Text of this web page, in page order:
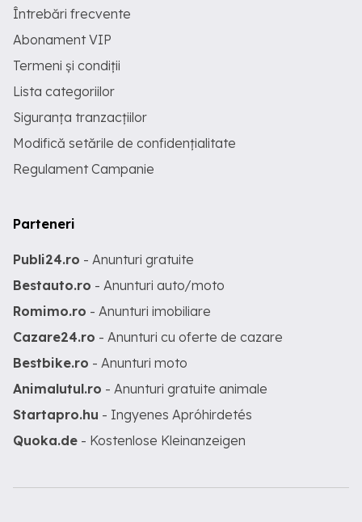
Întrebări frecvente
Abonament VIP
Termeni și condiții
Lista categoriilor
Siguranța tranzacțiilor
Modifică setările de confidențialitate
Regulament Campanie
Parteneri
Publi24.ro - Anunturi gratuite
Bestauto.ro - Anunturi auto/moto
Romimo.ro - Anunturi imobiliare
Cazare24.ro - Anunturi cu oferte de cazare
Bestbike.ro - Anunturi moto
Animalutul.ro - Anunturi gratuite animale
Startapro.hu - Ingyenes Apróhirdetés
Quoka.de - Kostenlose Kleinanzeigen